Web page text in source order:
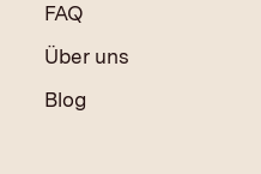
FAQ
Über uns
Blog